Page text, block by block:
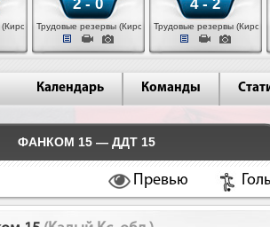
2 - 0
Трудовые резервы (Киров)
4 - 2
Трудовые резервы (Киров)
Календарь Команды
ФАНКОМ 15 — ДДТ 15
Превью